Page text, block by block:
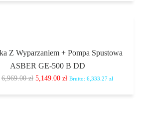
Z Wyparzaniem + Pompa Spustowa
ASBER GE-500 B DD
6,969.00zł 5,149.00 zł Brutto: 6,333.27 zł